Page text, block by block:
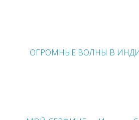
ОГРОМНЫЕ ВОЛНЫ В